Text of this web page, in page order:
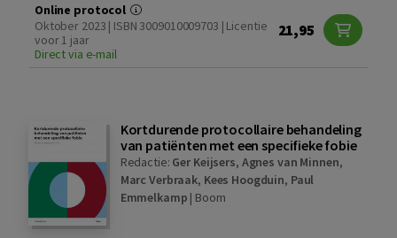
Online protocol
Oktober 2023 | ISBN 3009010009703 | Licentie
voor 1 jaar
Direct via e-mail
21,95
Kortdurende protocollaire behandeling
van patiënten met een specifieke fobie
Redactie: Ger Keijsers, Agnes van Minnen,
Marc Verbraak, Kees Hoogduin, Paul
Emmelkamp | Boom